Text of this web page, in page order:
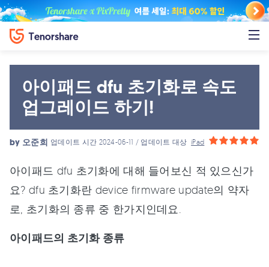
아이패드 dfu 초기화로 속도
업그레이드 하기!
by 오준희 업데이트 시간 2024-06-11 / 업데이트 대상iPad
아이패드 dfu 초기화에 대해 들어보신 적 있으신가
요? dfu 초기화란 device firmware update의 약자
로, 초기화의 종류 중 한가지인데요.
아이패드의 초기화 종류